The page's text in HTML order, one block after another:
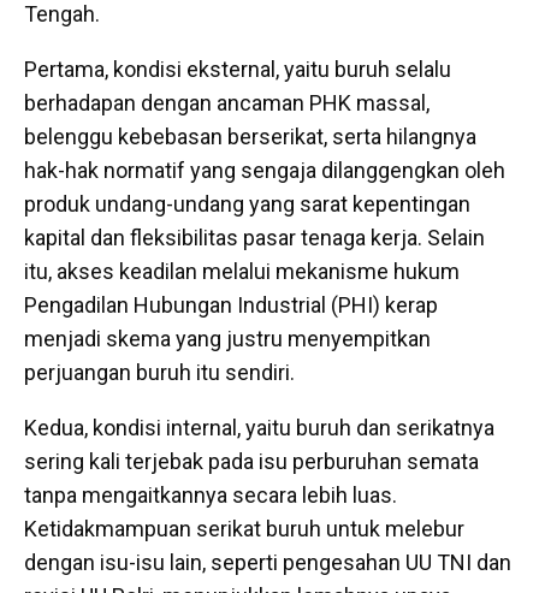
Tengah.
Pertama, kondisi eksternal, yaitu buruh selalu
berhadapan dengan ancaman PHK massal,
belenggu kebebasan berserikat, serta hilangnya
hak-hak normatif yang sengaja dilanggengkan oleh
produk undang-undang yang sarat kepentingan
kapital dan fleksibilitas pasar tenaga kerja. Selain
itu, akses keadilan melalui mekanisme hukum
Pengadilan Hubungan Industrial (PHI) kerap
menjadi skema yang justru menyempitkan
perjuangan buruh itu sendiri.
Kedua, kondisi internal, yaitu buruh dan serikatnya
sering kali terjebak pada isu perburuhan semata
tanpa mengaitkannya secara lebih luas.
Ketidakmampuan serikat buruh untuk melebur
dengan isu-isu lain, seperti pengesahan UU TNI dan